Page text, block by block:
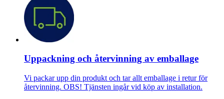
Uppackning och återvinning av emballage
Vi packar upp din produkt och tar allt emballage i retur för
återvinning. OBS! Tjänsten ingår vid köp av installation.